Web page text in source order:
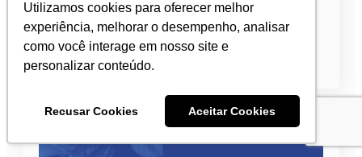
Utilizamos cookies para oferecer melhor
experiência, melhorar o desempenho, analisar
como você interage em nosso site e
personalizar conteúdo.
Recusar Cookies Aceitar Cookies
instituições de referência…
Leia mais